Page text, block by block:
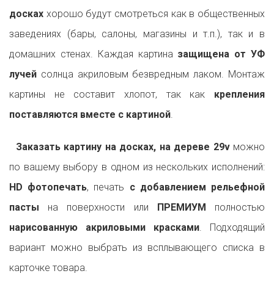
досках хорошо будут смотреться как в общественных
заведениях (бары, салоны, магазины и т.п.), так и в
домашних стенах. Каждая картина защищена от УФ
лучей солнца акриловым безвредным лаком. Монтаж
картины не составит хлопот, так как крепления
поставляются вместе с картиной.
Заказать картину на досках, на дереве 29vможно
по вашему выбору в одном из нескольких исполнений:
HD фотопечать, печать с добавлением рельефной
пасты на поверхности или ПРЕМИУМ
полностью
нарисованную акриловыми красками. Подходящий
вариант можно выбрать из всплывающего списка в
карточке товара.